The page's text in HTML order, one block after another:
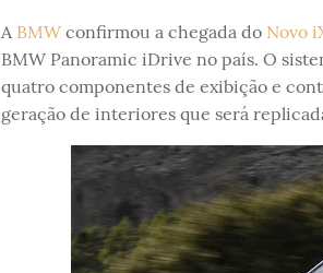
A BMWconfirmou a chegada do Novo
BMW Panoramic iDrive no país. O
quatro componentes de exibição e
geração de interiores que será